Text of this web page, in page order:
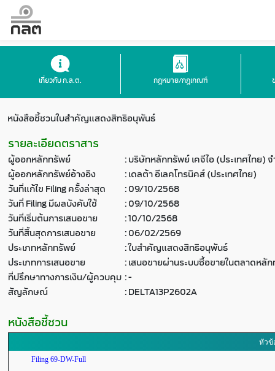
เกี่ยวกับ ก.ล.ต. กฎหมาย/กฎเกณฑ์
หนังสือชี้ชวนใบสำคัญแสดงสิทธิอนุพันธ์
รายละเอียดตราสาร
ผู้ออกหลักทรัพย์ :บริษัทหลักทรัพย์ เคจีไอ (ประเทศไทย)
ผู้ออกหลักทรัพย์อ้างอิง
:เดลต้า อีเลคโทรนิคส์ (ประเทศไทย)
วันที่แก้ไข Filing ครั้งล่าสุด
:09/10/2568
วันที่ Filing มีผลบังคับใช้
:09/10/2568
วันที่เริ่มต้นการเสนอขาย
:10/10/2568
วันที่สิ้นสุดการเสนอขาย
:06/02/2569
ประเภทหลักทรัพย์
:ใบสำคัญแสดงสิทธิอนุพันธ์
ประเภทการเสนอขาย
:เสนอขายผ่านระบบซื้อขายในตลาดหลั
ที่ปรึกษาทางการเงิน/ผู้ควบคุม :-
สัญลักษณ์
:DELTA13P2602A
หนังสือชี้ชวน
หัวข้
Filing 69-DW-Full